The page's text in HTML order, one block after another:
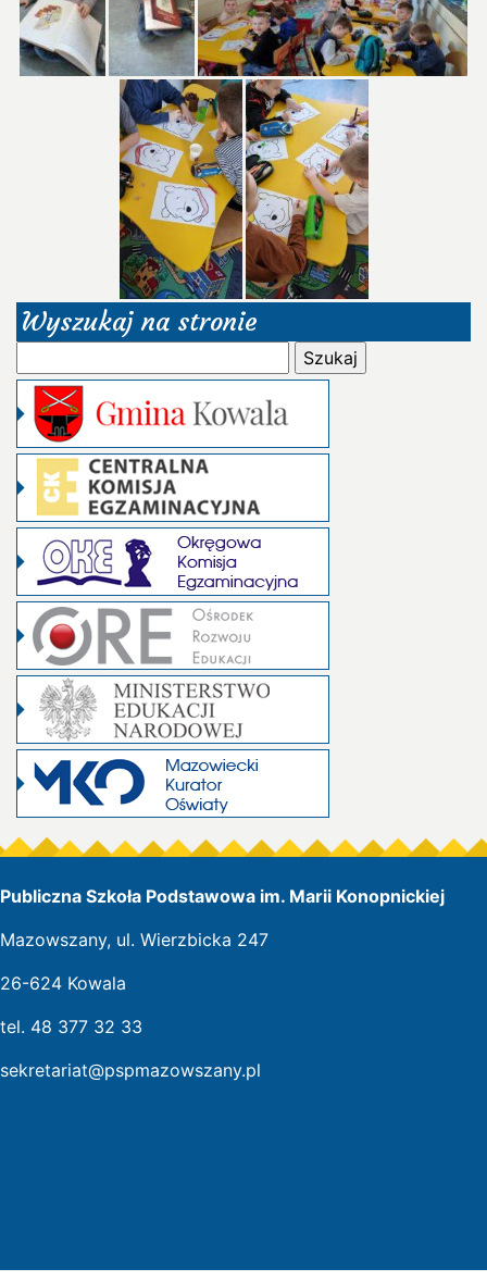
Wyszukaj na stronie
Publiczna Szkoła Podstawowa im. Marii Konopnickiej
Mazowszany, ul. Wierzbicka 247
26-624 Kowala
tel. 48 377 32 33
sekretariat@pspmazowszany.pl